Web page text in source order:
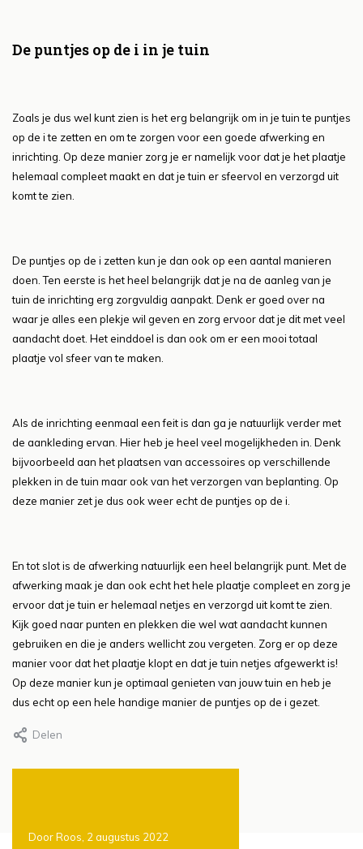
De puntjes op de i in je tuin
Zoals je dus wel kunt zien is het erg belangrijk om in je tuin te puntjes
op de i te zetten en om te zorgen voor een goede afwerking en
inrichting. Op deze manier zorg je er namelijk voor dat je het plaatje
helemaal compleet maakt en dat je tuin er sfeervol en verzorgd uit
komt te zien.
De puntjes op de i zetten kun je dan ook op een aantal manieren
doen. Ten eerste is het heel belangrijk dat je na de aanleg van je
tuin de inrichting erg zorgvuldig aanpakt. Denk er goed over na
waar je alles een plekje wil geven en zorg ervoor dat je dit met veel
aandacht doet. Het einddoel is dan ook om er een mooi totaal
plaatje vol sfeer van te maken.
Als de inrichting eenmaal een feit is dan ga je natuurlijk verder met
de aankleding ervan. Hier heb je heel veel mogelijkheden in. Denk
bijvoorbeeld aan het plaatsen van accessoires op verschillende
plekken in de tuin maar ook van het verzorgen van beplanting. Op
deze manier zet je dus ook weer echt de puntjes op de i.
En tot slot is de afwerking natuurlijk een heel belangrijk punt. Met de
afwerking maak je dan ook echt het hele plaatje compleet en zorg je
ervoor dat je tuin er helemaal netjes en verzorgd uit komt te zien.
Kijk goed naar punten en plekken die wel wat aandacht kunnen
gebruiken en die je anders wellicht zou vergeten. Zorg er op deze
manier voor dat het plaatje klopt en dat je tuin netjes afgewerkt is!
Op deze manier kun je optimaal genieten van jouw tuin en heb je
dus echt op een hele handige manier de puntjes op de i gezet.
Delen
Door Roos, 2 augustus 2022